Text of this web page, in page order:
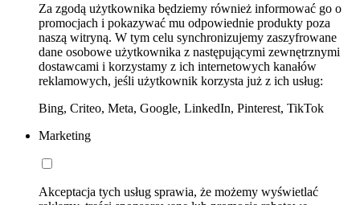
Za zgodą użytkownika będziemy również informować go o
promocjach i pokazywać mu odpowiednie produkty poza
naszą witryną. W tym celu synchronizujemy zaszyfrowane
dane osobowe użytkownika z następującymi zewnętrznymi
dostawcami i korzystamy z ich internetowych kanałów
reklamowych, jeśli użytkownik korzysta już z ich usług:
Bing, Criteo, Meta, Google, LinkedIn, Pinterest, TikTok
Marketing
Akceptacja tych usług sprawia, że możemy wyświetlać